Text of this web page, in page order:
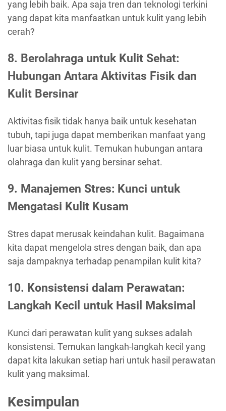
yang lebih baik. Apa saja tren dan teknologi terkini
yang dapat kita manfaatkan untuk kulit yang lebih
cerah?
8. Berolahraga untuk Kulit Sehat:
Hubungan Antara Aktivitas Fisik dan
Kulit Bersinar
Aktivitas fisik tidak hanya baik untuk kesehatan
tubuh, tapi juga dapat memberikan manfaat yang
luar biasa untuk kulit. Temukan hubungan antara
olahraga dan kulit yang bersinar sehat.
9. Manajemen Stres: Kunci untuk
Mengatasi Kulit Kusam
Stres dapat merusak keindahan kulit. Bagaimana
kita dapat mengelola stres dengan baik, dan apa
saja dampaknya terhadap penampilan kulit kita?
10. Konsistensi dalam Perawatan:
Langkah Kecil untuk Hasil Maksimal
Kunci dari perawatan kulit yang sukses adalah
konsistensi. Temukan langkah-langkah kecil yang
dapat kita lakukan setiap hari untuk hasil perawatan
kulit yang maksimal.
Kesimpulan